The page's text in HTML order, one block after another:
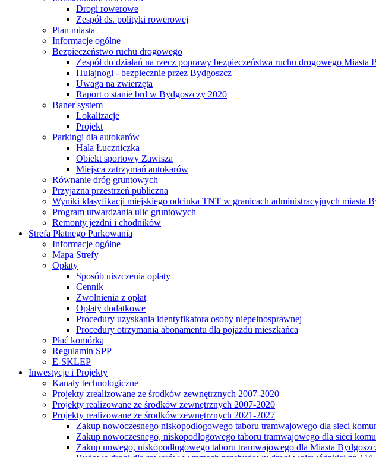
Drogi rowerowe
Zespół ds. polityki rowerowej
Plan miasta
Informacje ogólne
Bezpieczeństwo ruchu drogowego
Zespół do działań na rzecz poprawy bezpieczeństwa ruchu drogowego Miasta
Hulajnogi - bezpiecznie przez Bydgoszcz
Uwaga na zwierzęta
Raport o stanie brd w Bydgoszczy 2020
Baner system
Lokalizacje
Projekt
Parkingi dla autokarów
Hala Łuczniczka
Obiekt sportowy Zawisza
Miejsca zatrzymań autokarów
Równanie dróg gruntowych
Przyjazna przestrzeń publiczna
Wyniki klasyfikacji miejskiego odcinka TNT w granicach administracyjnych miasta
Program utwardzania ulic gruntowych
Remonty jezdni i chodników
Strefa Płatnego Parkowania
Informacje ogólne
Mapa Strefy
Opłaty
Sposób uiszczenia opłaty
Cennik
Zwolnienia z opłat
Opłaty dodatkowe
Procedury uzyskania identyfikatora osoby niepełnosprawnej
Procedury otrzymania abonamentu dla pojazdu mieszkańca
Płać komórką
Regulamin SPP
E-SKLEP
Inwestycje i Projekty
Kanały technologiczne
Projekty zrealizowane ze środków zewnętrznych 2007-2020
Projekty realizowane ze środków zewnętrznych 2007-2020
Projekty realizowane ze środków zewnętrznych 2021-2027
Zakup nowoczesnego niskopodłogowego taboru tramwajowego dla sieci
Zakup nowoczesnego, niskopodłogowego taboru tramwajowego dla sieci
Zakup nowego, niskopodłogowego taboru tramwajowego dla Miasta